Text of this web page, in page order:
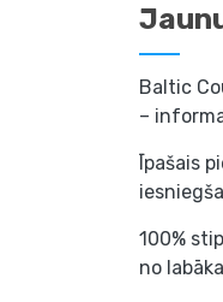
Baltic
–
Īpašais
100%
no